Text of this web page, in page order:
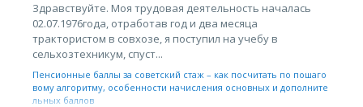
Здравствуйте. Моя трудовая деятельность началась
02.07.1976года, отработав год и два месяца
трактористом в совхозе, я поступил на учебу в
сельхозтехникум, спуст...
Пенсионные баллы за советский стаж – как посчитать по пошаго
вому алгоритму, особенности начисления основных и дополните
льных баллов